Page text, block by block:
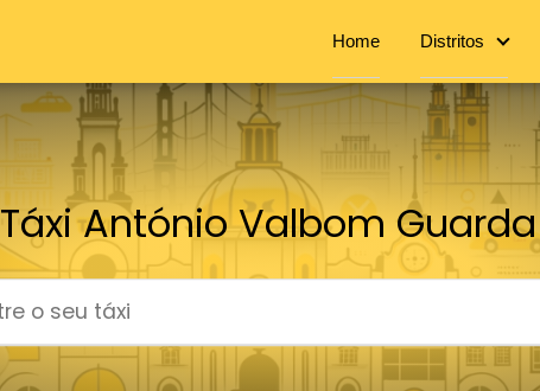
Home Distritos
Táxi António Valbom Guarda